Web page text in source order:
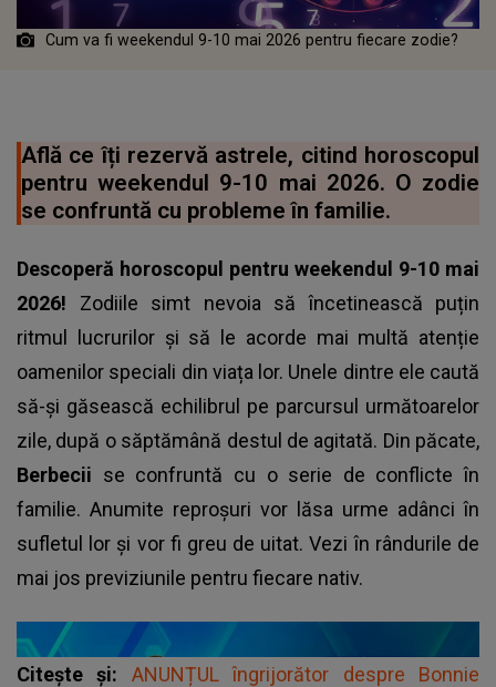
Cum va fi weekendul 9-10 mai 2026 pentru fiecare zodie?
Află ce îți rezervă astrele, citind horoscopul
pentru weekendul 9-10 mai 2026. O zodie
se confruntă cu probleme în familie.
Descoperă horoscopul pentru weekendul 9-10 mai
2026! Zodiile simt nevoia să încetinească puțin
ritmul lucrurilor și să le acorde mai multă atenție
oamenilor speciali din viața lor. Unele dintre ele caută
să-și găsească echilibrul pe parcursul următoarelor
zile, după o săptămână destul de agitată. Din păcate,
Berbecii se confruntă cu o serie de conflicte în
familie. Anumite reproșuri vor lăsa urme adânci în
sufletul lor și vor fi greu de uitat. Vezi în rândurile de
mai jos previziunile pentru fiecare nativ.
Citește și: ANUNȚUL îngrijorător despre Bonnie